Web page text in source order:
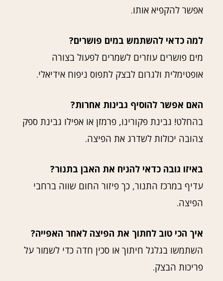
אפשר להקפיא אותו.
למה כדאי להשתמש במים פושרים?
מים פושרים עוזרים לשמרים לפעול בצורה
אופטימלית ולגרום לבצק לתפוס ניפוח אידיאלי.
האם אפשר להוסיף גבינות אחרות?
בהחלט! גבינת פקורינו, פרמזן או אפילו גבינת ספק
צהובה יכולות לשדרג את הפיצה.
באיזו גובה כדאי להניח את האבן בתנור?
עדיף במרכז התנור, כך פיזור החום שווה ברחבי
הפיצה.
איך הכי טוב לחתוך את הפיצה לאחר האפייה?
השתמשו בגלגל חיתוך או סכין חדה כדי לשמור על
פריכות הבצק.